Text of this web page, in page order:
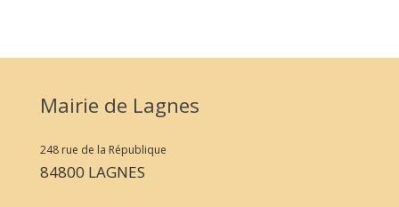
Mairie de Lagnes
248 rue de la République
84800 LAGNES